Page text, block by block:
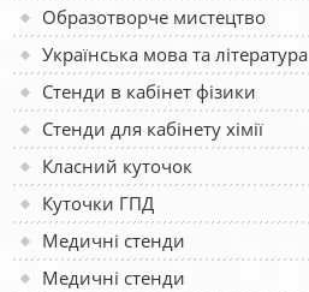
Образотворче мистецтво
Українська мова та література
Стенди в кабінет фізики
Стенди для кабінету хімії
Класний куточок
Куточки ГПД
Медичні стенди
Медичні стенди